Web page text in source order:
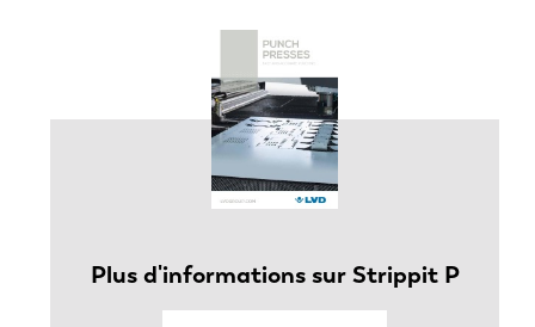
Plus d'informations sur Strippit P